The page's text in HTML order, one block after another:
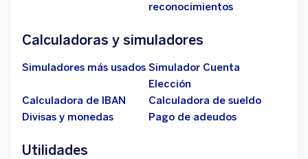
reconocimientos
Calculadoras y simuladores
Simuladores más usados Simulador Cuenta
Elección
Calculadora de IBAN
Calculadora de sueldo
Divisas y monedas
Pago de adeudos
Utilidades